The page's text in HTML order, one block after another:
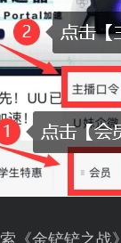
《金铲铲之